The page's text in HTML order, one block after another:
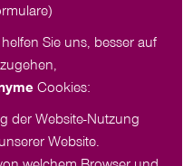
Sie uns, besser auf
Cookies:
der Website-Nutzung
Website.